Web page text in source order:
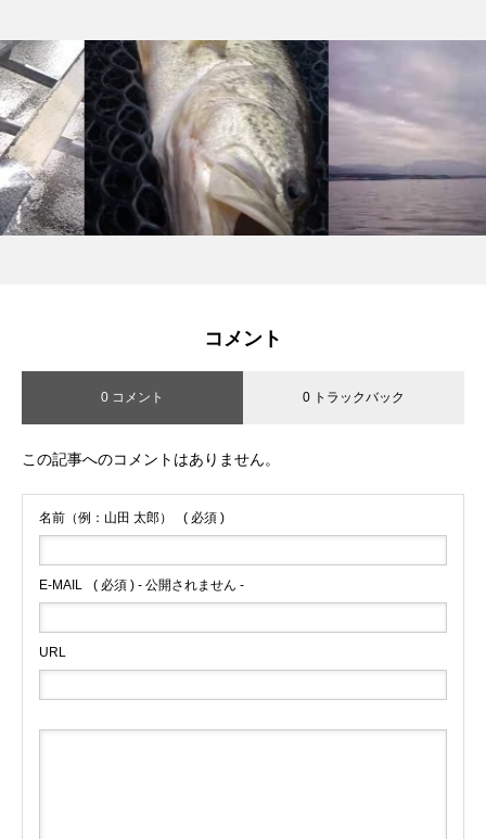
コメント
0 コメント 0 トラックバック
この記事へのコメントはありません。
名前（例：山田 太郎） ( 必須 )
E-MAIL ( 必須 ) - 公開されません -
URL